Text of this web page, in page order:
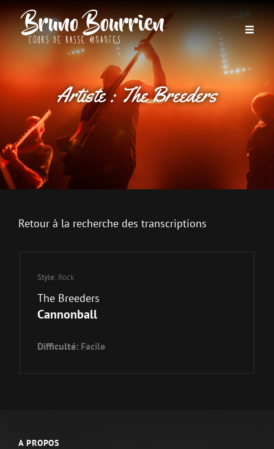
Artiste :The Breeders
Retour à la recherche des transcriptions
Style: Rock
The Breeders
Cannonball
Difficulté: Facile
A PROPOS